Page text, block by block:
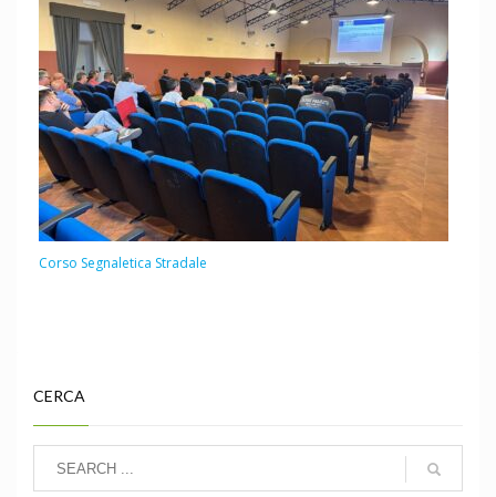
Corso Segnaletica Stradale
CERCA